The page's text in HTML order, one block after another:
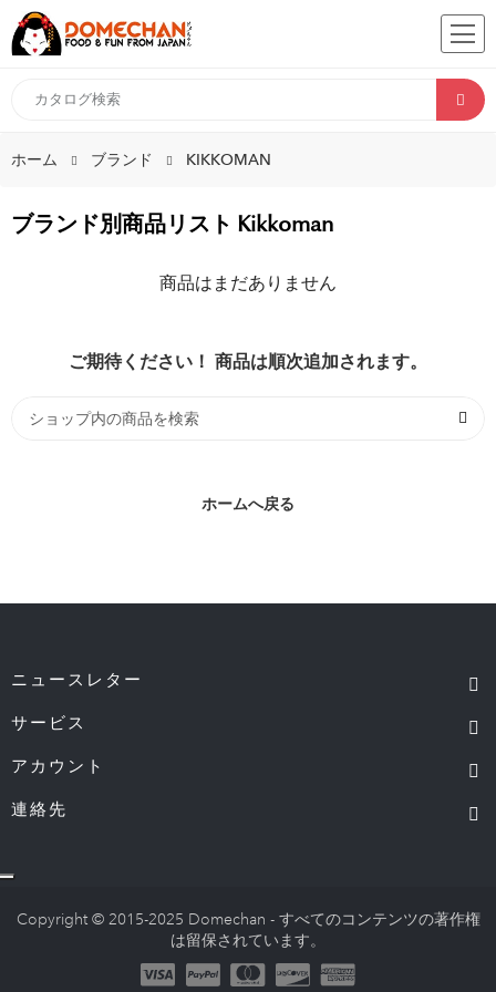
ホーム ブランド KIKKOMAN
ブランド別商品リスト Kikkoman
商品はまだありません
ご期待ください！ 商品は順次追加されます。
ホームへ戻る
ニュースレター
サービス
アカウント
連絡先
Copyright © 2015-2025 Domechan - すべてのコンテンツの著作権
は留保されています。